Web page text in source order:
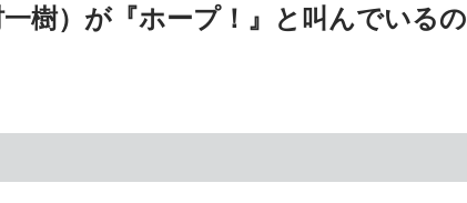
樹）が『ホープ！』と叫んでいるの